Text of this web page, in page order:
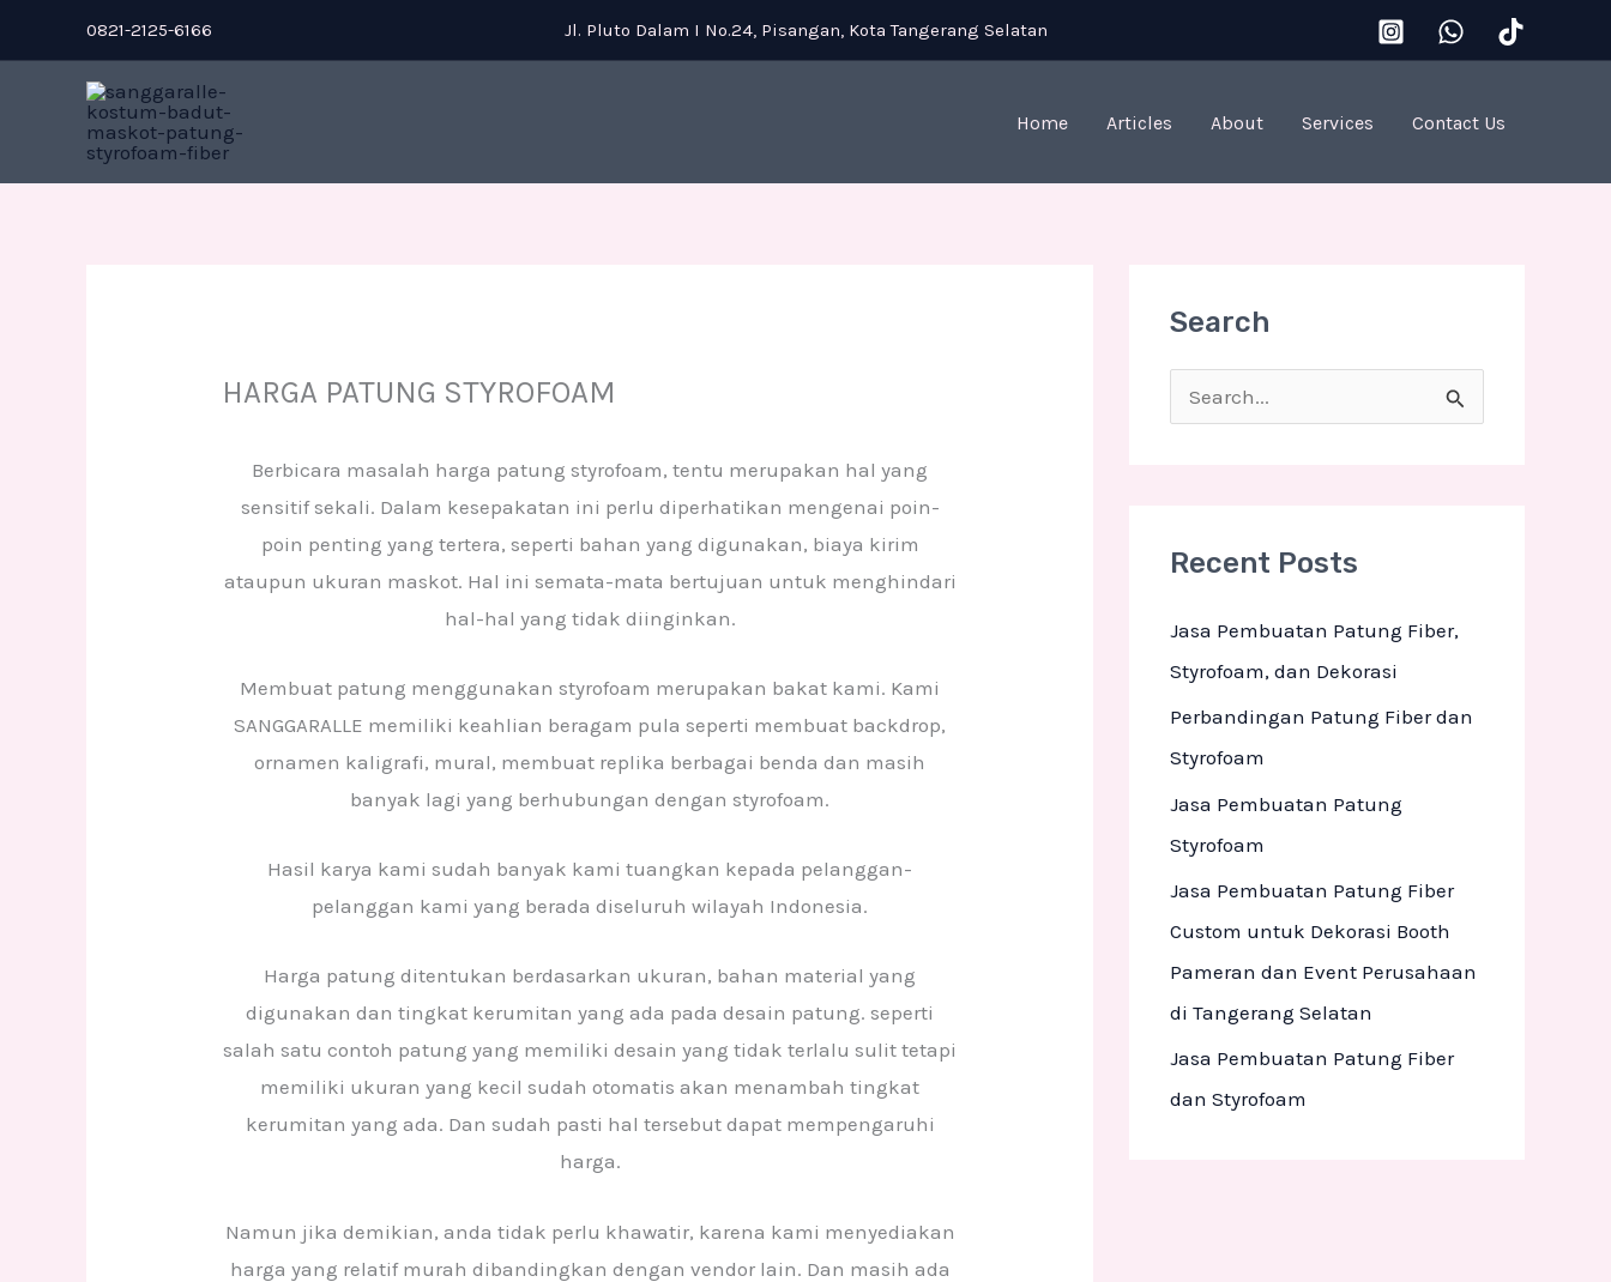
to
0821-2125-6166 Jl. Pluto Dalam I No.24, Pisangan, Kota Tangerang Selatan
Home Articles About Services Contact Us
HARGA PATUNG STYROFOAM
Berbicara masalah harga patung styrofoam, tentu merupakan hal yang
sensitif sekali. Dalam kesepakatan ini perlu diperhatikan mengenai poin-
poin penting yang tertera, seperti bahan yang digunakan, biaya kirim
ataupun ukuran maskot. Hal ini semata-mata bertujuan untuk menghindari
hal-hal yang tidak diinginkan.
Membuat patung menggunakan styrofoam merupakan bakat kami. Kami
SANGGARALLE memiliki keahlian beragam pula seperti membuat backdrop,
ornamen kaligrafi, mural, membuat replika berbagai benda dan masih
banyak lagi yang berhubungan dengan styrofoam.
Hasil karya kami sudah banyak kami tuangkan kepada pelanggan-
pelanggan kami yang berada diseluruh wilayah Indonesia.
Harga patung ditentukan berdasarkan ukuran, bahan material yang
digunakan dan tingkat kerumitan yang ada pada desain patung. seperti
salah satu contoh patung yang memiliki desain yang tidak terlalu sulit tetapi
memiliki ukuran yang kecil sudah otomatis akan menambah tingkat
kerumitan yang ada. Dan sudah pasti hal tersebut dapat mempengaruhi
harga.
Namun jika demikian, anda tidak perlu khawatir, karena kami menyediakan
harga yang relatif murah dibandingkan dengan vendor lain. Dan masih ada
Search
c
r
:
Recent Posts
Jasa Pembuatan Patung Fiber,
Styrofoam, dan Dekorasi
Perbandingan Patung Fiber dan
Styrofoam
Jasa Pembuatan Patung
Styrofoam
Jasa Pembuatan Patung Fiber
Custom untuk Dekorasi Booth
Pameran dan Event Perusahaan
di Tangerang Selatan
Jasa Pembuatan Patung Fiber
dan Styrofoam